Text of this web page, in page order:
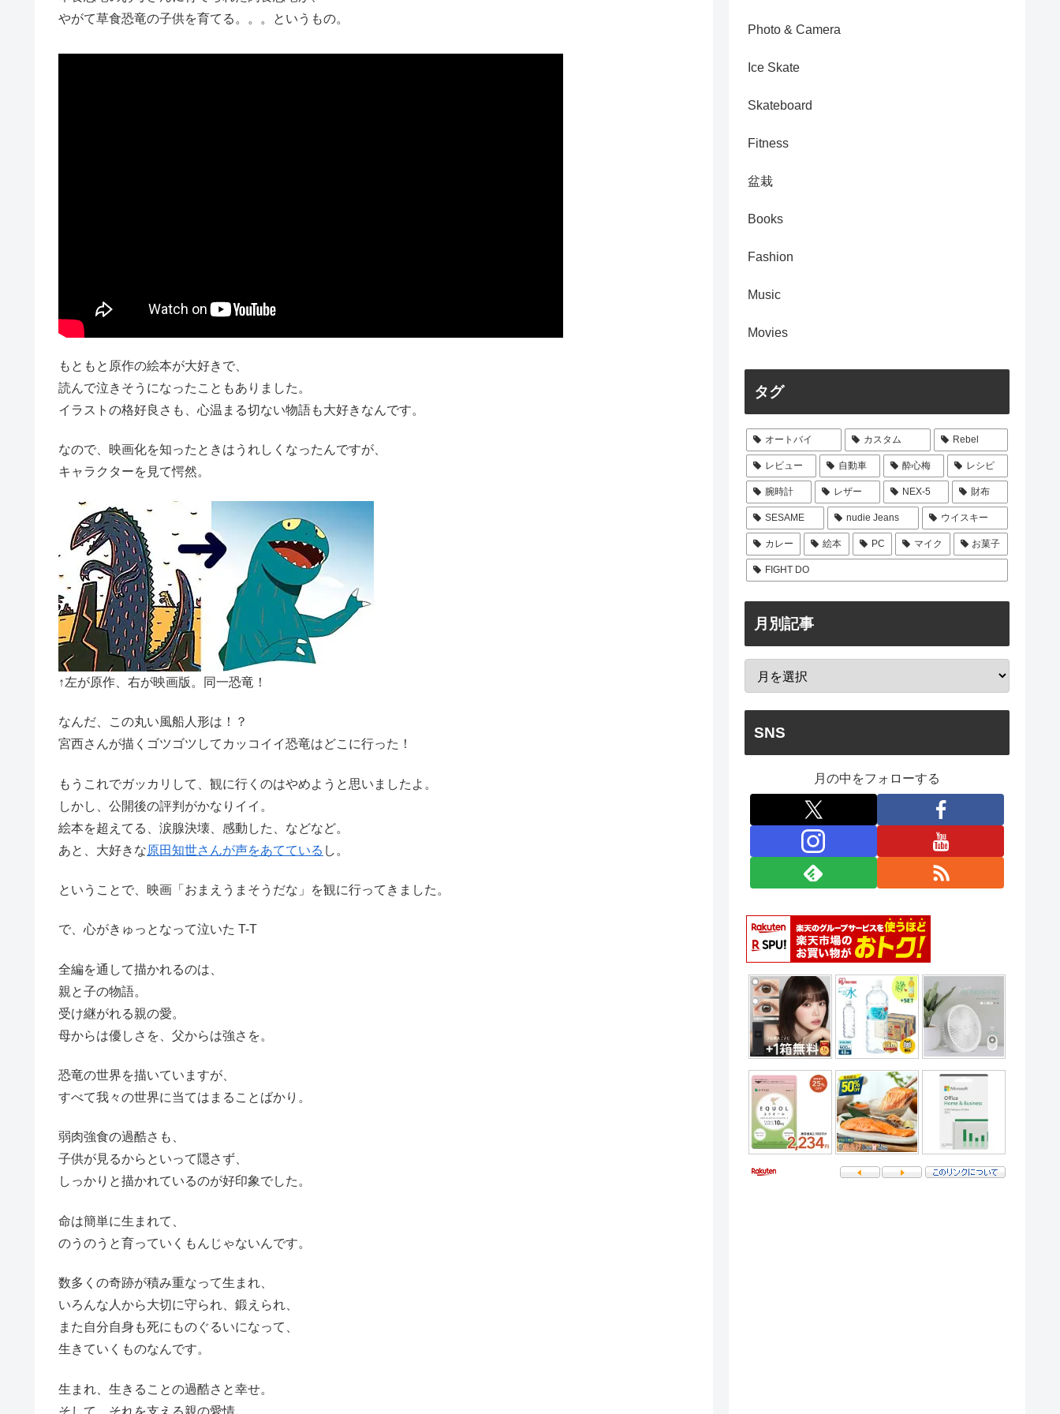
やがて草食恐竜の子供を育てる。。。というもの。
もともと原作の絵本が大好きで、
読んで泣きそうになったこともありました。
イラストの格好良さも、心温まる切ない物語も大好きなんです。
なので、映画化を知ったときはうれしくなったんですが、
キャラクターを見て愕然。
↑左が原作、右が映画版。同一恐竜！
なんだ、この丸い風船人形は！？
宮西さんが描くゴツゴツしてカッコイイ恐竜はどこに行った！
もうこれでガッカリして、観に行くのはやめようと思いましたよ。
しかし、公開後の評判がかなりイイ。
絵本を超えてる、涙腺決壊、感動した、などなど。
あと、大好きな原田知世さんが声をあてている し。
ということで、映画「おまえうまそうだな」を観に行ってきました。
で、心がきゅっとなって泣いた T-T
全編を通して描かれるのは、
親と子の物語。
受け継がれる親の愛。
母からは優しさを、父からは強さを。
恐竜の世界を描いていますが、
すべて我々の世界に当てはまることばかり。
弱肉強食の過酷さも、
子供が見るからといって隠さず、
しっかりと描かれているのが好印象でした。
命は簡単に生まれて、
のうのうと育っていくもんじゃないんです。
数多くの奇跡が積み重なって生まれ、
いろんな人から大切に守られ、鍛えられ、
また自分自身も死にものぐるいになって、
生きていくものなんです。
生まれ、生きることの過酷さと幸せ。
そして、それを支える親の愛情。
Photo & Camera
Ice Skate
Skateboard
Fitness
盆栽
Books
Fashion
Music
Movies
タグ
オートバイ カスタム Rebel
レビュー 自動車 酔心梅 レシピ
腕時計 レザー NEX-5 財布
SESAME nudie Jeans ウイスキー
カレー 絵本 PC マイク お菓子
FIGHT DO
月別記事
SNS
月の中をフォローする